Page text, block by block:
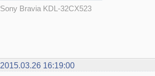
Sony Bravia KDL-32CX523
2015.03.26 16:19:00